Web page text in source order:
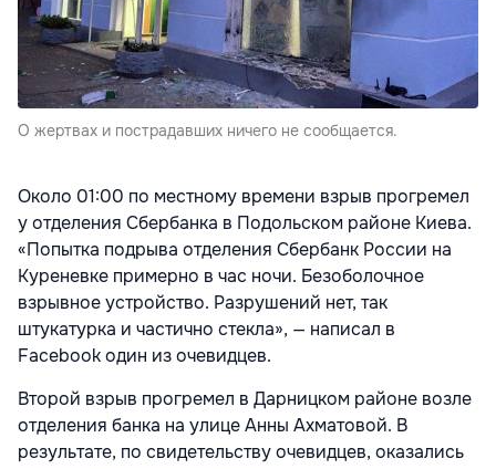
О жертвах и пострадавших ничего не сообщается.
Около 01:00 по местному времени взрыв прогремел
у отделения Сбербанка в Подольском районе Киева.
«Попытка подрыва отделения Сбербанк России на
Куреневке примерно в час ночи. Безоболочное
взрывное устройство. Разрушений нет, так
штукатурка и частично стекла», — написал в
Facebook один из очевидцев.
Второй взрыв прогремел в Дарницком районе возле
отделения банка на улице Анны Ахматовой. В
результате, по свидетельству очевидцев, оказались